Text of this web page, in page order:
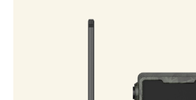
Utrustning
Jaktkläder & skor